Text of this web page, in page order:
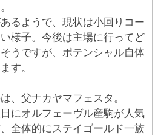
るようで、現状は小回りコー
様子。今後は主場に行ってど
うですが、ポテンシャル自体
す。
、父ナカヤマフェスタ。
にオルフェーヴル産駒が人気
全体的にステイゴールド一族